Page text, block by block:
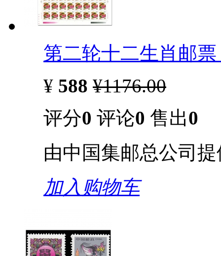
第二轮十二生肖邮
¥ 588 ¥1176.00
评分0 评论0 售出0
由中国集邮总公司
加入购物车